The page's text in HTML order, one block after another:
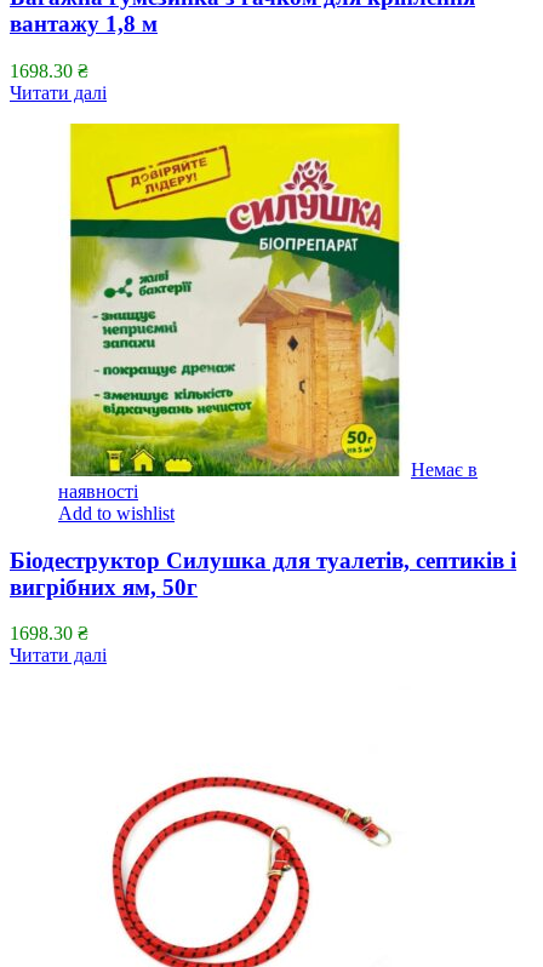
вантажу 1,8 м
1698.30 ₴
Читати далі
Немає в
наявності
Add to wishlist
Біодеструктор Силушка для туалетів, септиків і
вигрібних ям, 50г
1698.30 ₴
Читати далі